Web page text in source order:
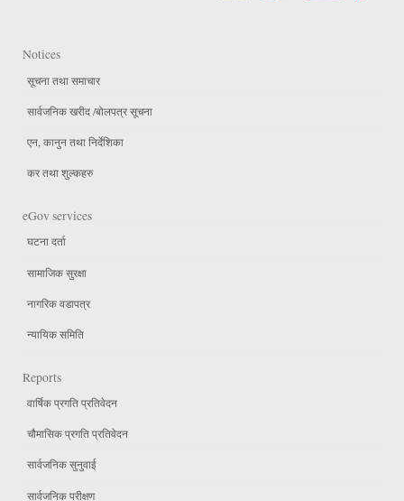
Notices
सूचना तथा समाचार
सार्वजनिक खरीद /बोलपत्र सूचना
एन, कानुन तथा निर्देशिका
कर तथा शुल्कहरु
eGov services
घटना दर्ता
सामाजिक सुरक्षा
नागरिक वडापत्र
न्यायिक समिति
Reports
वार्षिक प्रगति प्रतिवेदन
चौमासिक प्रगति प्रतिवेदन
सार्वजनिक सुनुवाई
सार्वजनिक परीक्षण